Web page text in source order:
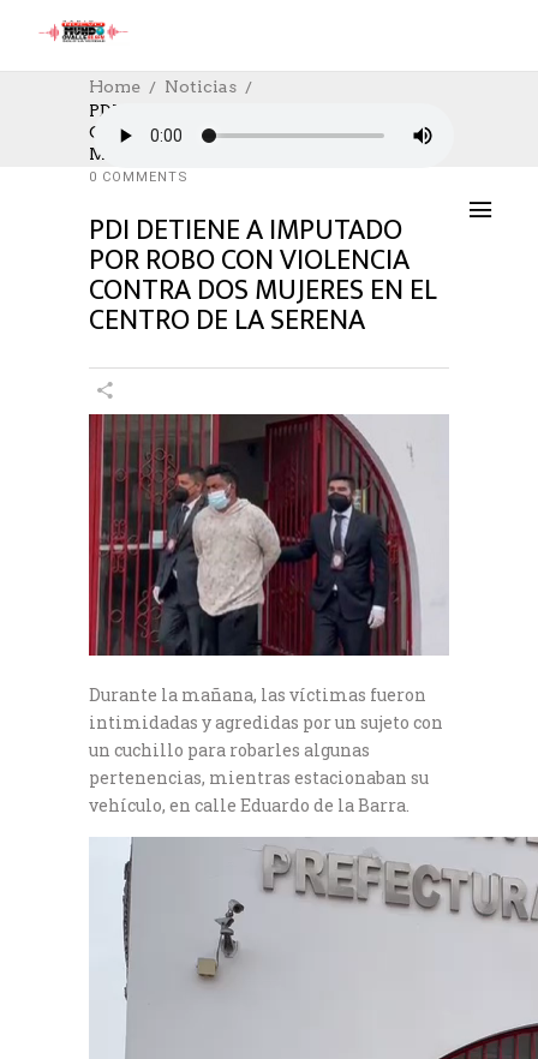
Home
Noticias
PDI DETIENE A IMPUTADO POR ROBO
CON VIOLENCIA CONTRA DOS
MUJERES EN EL CENTRO DE LA SERENA
NOTICIAS,POLICIAL
07/03/2022
AUTHOR: HECTOR
0 COMMENTS
PDI DETIENE A IMPUTADO
POR ROBO CON VIOLENCIA
CONTRA DOS MUJERES EN EL
CENTRO DE LA SERENA
Durante la mañana, las víctimas fueron
intimidadas y agredidas por un sujeto con
un cuchillo para robarles algunas
pertenencias, mientras estacionaban su
vehículo, en calle Eduardo de la Barra.